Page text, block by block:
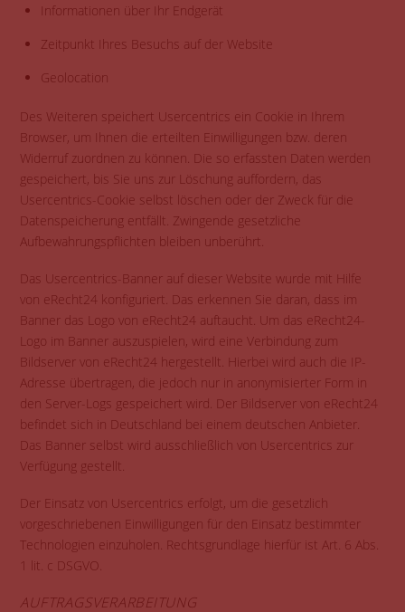
Informationen über Ihr Endgerät
Zeitpunkt Ihres Besuchs auf der Website
Geolocation
Des Weiteren speichert Usercentrics ein Cookie in Ihrem
Browser, um Ihnen die erteilten Einwilligungen bzw. deren
Widerruf zuordnen zu können. Die so erfassten Daten werden
gespeichert, bis Sie uns zur Löschung auffordern, das
Usercentrics-Cookie selbst löschen oder der Zweck für die
Datenspeicherung entfällt. Zwingende gesetzliche
Aufbewahrungspflichten bleiben unberührt.
Das Usercentrics-Banner auf dieser Website wurde mit Hilfe
von eRecht24 konfiguriert. Das erkennen Sie daran, dass im
Banner das Logo von eRecht24 auftaucht. Um das eRecht24-
Logo im Banner auszuspielen, wird eine Verbindung zum
Bildserver von eRecht24 hergestellt. Hierbei wird auch die IP-
Adresse übertragen, die jedoch nur in anonymisierter Form in
den Server-Logs gespeichert wird. Der Bildserver von eRecht24
befindet sich in Deutschland bei einem deutschen Anbieter.
Das Banner selbst wird ausschließlich von Usercentrics zur
Verfügung gestellt.
Der Einsatz von Usercentrics erfolgt, um die gesetzlich
vorgeschriebenen Einwilligungen für den Einsatz bestimmter
Technologien einzuholen. Rechtsgrundlage hierfür ist Art. 6 Abs.
1 lit. c DSGVO.
AUFTRAGSVERARBEITUNG